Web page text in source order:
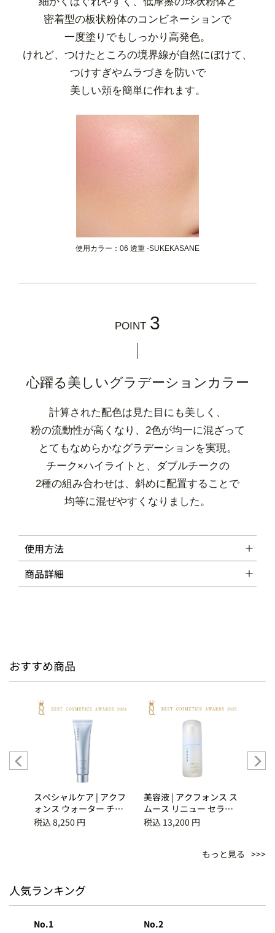
密着型の板状粉体のコンビネーションで
一度塗りでもしっかり高発色。
けれど、つけたところの境界線が自然にぼけて、
つけすぎやムラづきを防いで
美しい頬を簡単に作れます。
使用カラー：06 透重 -SUKEKASANE
POINT 3
心躍る美しいグラデーションカラー
計算された配色は見た目にも美しく、
粉の流動性が高くなり、2色が均一に混ざって
とてもなめらかなグラデーションを実現。
チーク×ハイライトと、ダブルチークの
2種の組み合わせは、斜めに配置することで
均等に混ぜやすくなりました。
使用方法
商品詳細
おすすめ商品
スペシャルケア | アクフ
ォンス ウォーター チュ
ーニング ジェル
税込 8,250 円
美容液 | アクフォンス ス
ムース リニュー セラム
＜医薬部外品＞
税込 13,200 円
もっと見る
人気ランキング
No.1 No.2